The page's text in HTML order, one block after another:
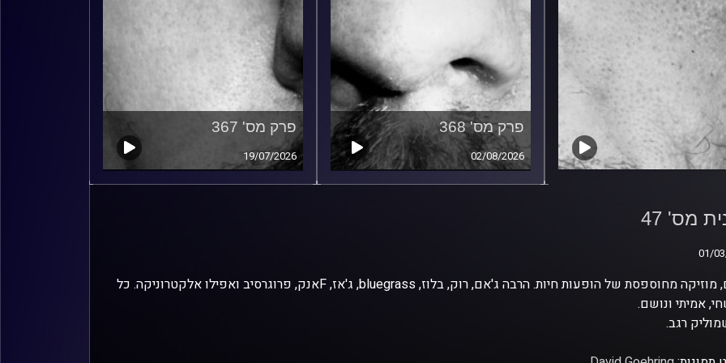
01/
פרק מס' 368
02/08/2026
פרק מס' 367
19/07/2026
מס' 47
01/
זיפים, מוזיקה מחוספסת של הופעות חיות. הרבה ג'אם, רוק, בלוז, bluegrass, ג'אז, Fאנק, פרוגרסיב ואפילו אלקטרוניקה. כל
אמיתי ונושם.
רגב.